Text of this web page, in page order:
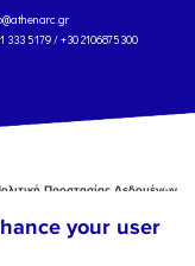
333 5179 / +30 2106875300
Προστασίας Δεδομένων
Χρήσης
Αναφορά
your user